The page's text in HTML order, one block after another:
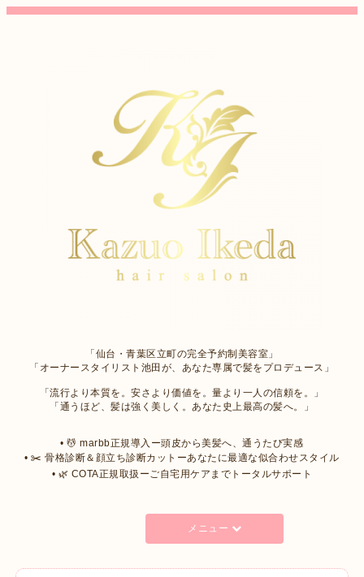
「仙台・青葉区立町の完全予約制美容室」
「オーナースタイリスト池田が、あなた専属で髪をプロデュース」
「流行より本質を。安さより価値を。量より一人の信頼を。」
「通うほど、髪は強く美しく。あなた史上最高の髪へ。」
• 💆 marbb正規導入ー頭皮から美髪へ、通うたび実感
• ✂️ 骨格診断＆顔立ち診断カットーあなたに最適な似合わせスタイル
• 🌿 COTA正規取扱ーご自宅用ケアまでトータルサポート
メニュー